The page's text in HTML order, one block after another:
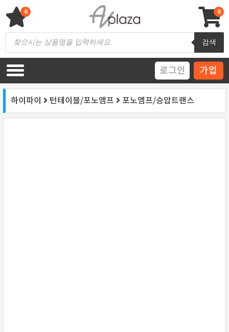
content
AV 플라자
하이파이 / 홈씨어터 전문 쇼핑몰
Products
search
검색
0
0
로그인 가입
하이파이 턴테이블/포노앰프 포노앰프/승압트랜스